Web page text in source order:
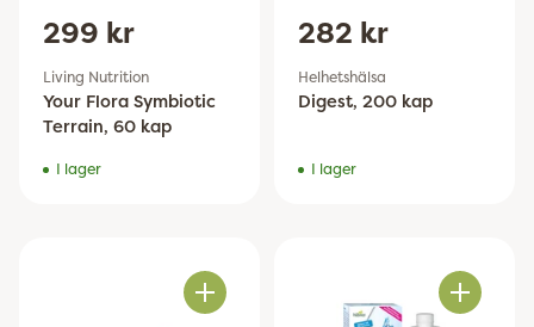
299 kr
Living Nutrition
Your Flora Symbiotic
Terrain, 60 kap
I lager
282 kr
Helhetshälsa
Digest, 200 kap
I lager
Antal Antal